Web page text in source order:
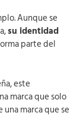
Aunque se
su identidad
parte del
este
marca que solo
marca que se